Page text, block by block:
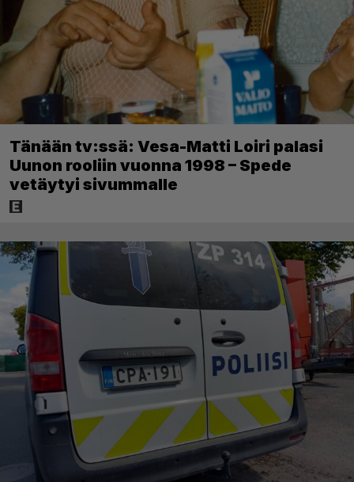
Tänään tv:ssä: Vesa-Matti Loiri palasi
Uunon rooliin vuonna 1998 – Spede
vetäytyi sivummalle